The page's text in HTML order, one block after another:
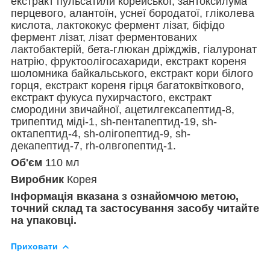
перцевого, алантоїн, уснеї бородатої, гліколева
кислота, лактококус фермент лізат, біфідо
фермент лізат, лізат ферментованих
лактобактерій, бета-глюкан дріжджів, гіалуронат
натрію, фруктоолігосахариди, екстракт кореня
шоломника байкальського, екстракт кори білого
горця, екстракт кореня гірця багатоквіткового,
екстракт фукуса пухирчастого, екстракт
смородини звичайної, ацетилгексапептид-8,
трипептид міді-1, sh-пентапептид-19, sh-
октапептид-4, sh-олігопептид-9, sh-
декапептид-7, rh-олвгопептид-1.
Об'єм 110 мл
Виробник Корея
Інформація вказана з ознайомчою метою,
точний склад та застосування засобу читайте
на упаковці.
Приховати